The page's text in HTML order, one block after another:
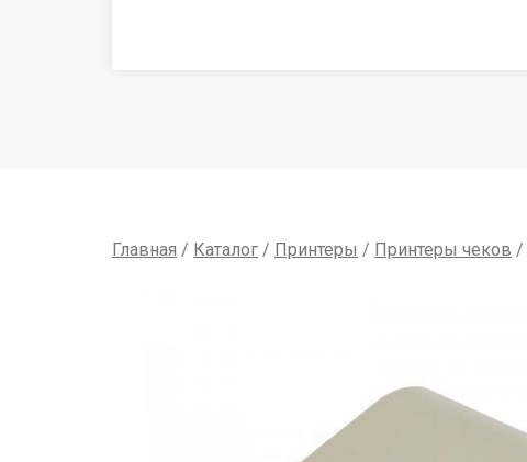
Главная / Каталог / Принтеры / Принтеры чеков /